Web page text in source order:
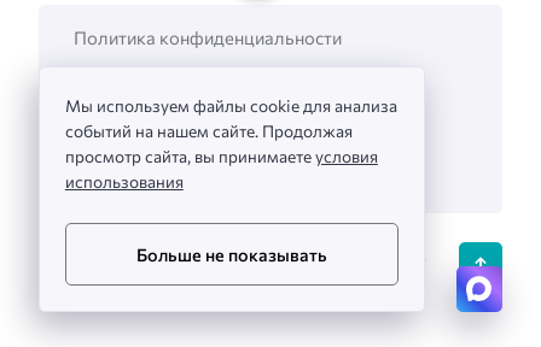
Политика конфиденциальности
Вакансии
Информация на сайте не является
публичной офертой.
ЮгДетСтрой ©2022 -2026
Мы строим счастливое
детство!
Мы используем файлы cookie для анализа
событий на нашем сайте. Продолжая
просмотр сайта, вы принимаетеусловия
использования
Больше не показывать